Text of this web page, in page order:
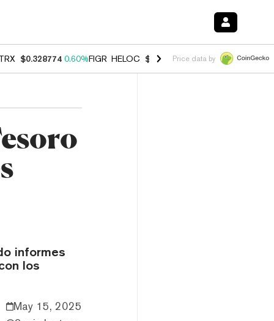
$0.328774 0.60%FIGR_HELOC $1.007 -2.70%HYPE $54.46 -
Price data by
informes
los
May 15, 2025